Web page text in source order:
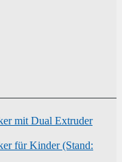
mit Dual Extruder
für Kinder (Stand: